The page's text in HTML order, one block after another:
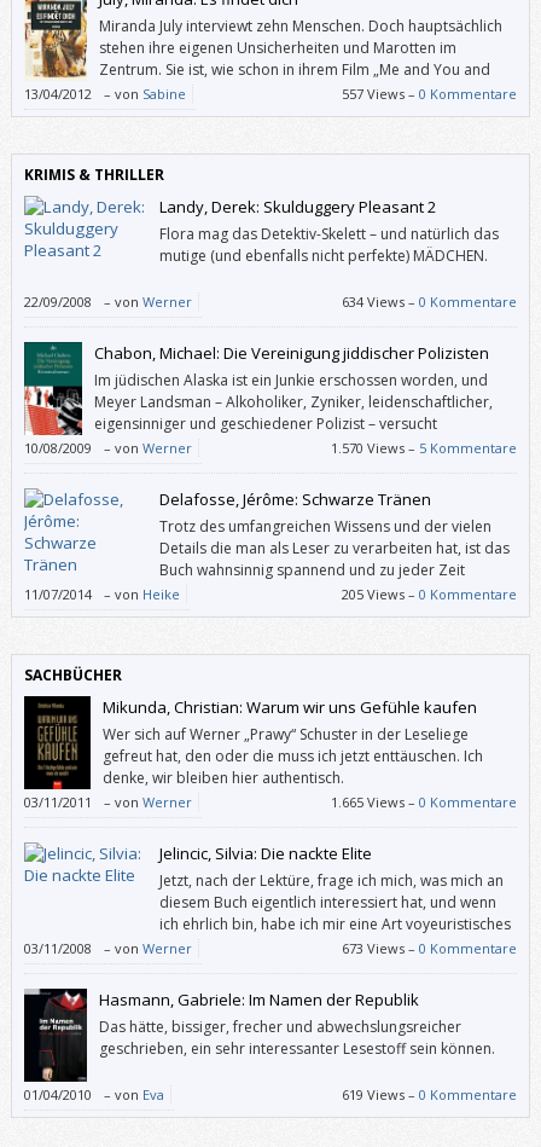
dieses Romans könnte ich – abseits von Bestseller-Listen – erfahren,
was LeserInnen wirklich wollen.
Miranda July interviewt zehn Menschen. Doch hauptsächlich
stehen ihre eigenen Unsicherheiten und Marotten im
Zentrum. Sie ist, wie schon in ihrem Film „Me and You and
Everyone We Know“, (nur) sie selbst.
13/04/2012 – von Sabine 557 Views –0 Kommentare
KRIMIS & THRILLER
Landy, Derek: Skulduggery Pleasant 2
Flora mag das Detektiv-Skelett – und natürlich das
mutige (und ebenfalls nicht perfekte) MÄDCHEN.
22/09/2008 – von Werner 634 Views –0 Kommentare
Chabon, Michael: Die Vereinigung jiddischer Polizisten
Im jüdischen Alaska ist ein Junkie erschossen worden, und
Meyer Landsman – Alkoholiker, Zyniker, leidenschaftlicher,
eigensinniger und geschiedener Polizist – versucht
herauszufinden, von wem und warum.
10/08/2009 – von Werner 1.570 Views – 5 Kommentare
Delafosse, Jérôme: Schwarze Tränen
Trotz des umfangreichen Wissens und der vielen
Details die man als Leser zu verarbeiten hat, ist das
Buch wahnsinnig spannend und zu jeder Zeit
fesselnd. Ich konnte es kaum noch aus den Händen
legen, da ich endlich wissen wollte, wer der wahre Übeltäter in dieser
11/07/2014 – von Heike 205 Views –0 Kommentare
SACHBÜCHER
Mikunda, Christian: Warum wir uns Gefühle kaufen
Wer sich auf Werner „Prawy“ Schuster in der Leseliege
gefreut hat, den oder die muss ich jetzt enttäuschen. Ich
denke, wir bleiben hier authentisch.
03/11/2011 – von Werner 1.665 Views –0 Kommentare
Jelincic, Silvia: Die nackte Elite
Jetzt, nach der Lektüre, frage ich mich, was mich an
diesem Buch eigentlich interessiert hat, und wenn
ich ehrlich bin, habe ich mir eine Art voyeuristisches
Manager-Hasser-Buch erwartet. Aber das ist „Die
nackte Elite“ nicht. Im Gegenteil, wir haben es hier mit einem seriösen
Interviewband zu tun, der trotz oder wegen seines Themas
interessanterweise völlig unerotisch ist.
03/11/2008 – von Werner 673 Views –0 Kommentare
Hasmann, Gabriele: Im Namen der Republik
Das hätte, bissiger, frecher und abwechslungsreicher
geschrieben, ein sehr interessanter Lesestoff sein können.
01/04/2010 – von Eva 619 Views –0 Kommentare